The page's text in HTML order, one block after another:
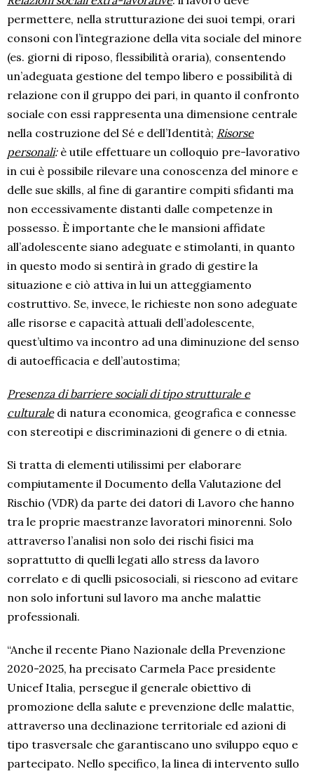
permettere, nella strutturazione dei suoi tempi, orari
consoni con l’integrazione della vita sociale del minore
(es. giorni di riposo, flessibilità oraria), consentendo
un’adeguata gestione del tempo libero e possibilità di
relazione con il gruppo dei pari, in quanto il confronto
sociale con essi rappresenta una dimensione centrale
nella costruzione del Sé e dell’Identità; Risorse
personali:è utile effettuare un colloquio pre-lavorativo
in cui è possibile rilevare una conoscenza del minore e
delle sue skills, al fine di garantire compiti sfidanti ma
non eccessivamente distanti dalle competenze in
possesso. È importante che le mansioni affidate
all’adolescente siano adeguate e stimolanti, in quanto
in questo modo si sentirà in grado di gestire la
situazione e ciò attiva in lui un atteggiamento
costruttivo. Se, invece, le richieste non sono adeguate
alle risorse e capacità attuali dell’adolescente,
quest’ultimo va incontro ad una diminuzione del senso
di autoefficacia e dell’autostima;
Presenza di barriere sociali di tipo strutturale e
culturaledi natura economica, geografica e connesse
con stereotipi e discriminazioni di genere o di etnia.
Si tratta di elementi utilissimi per elaborare
compiutamente il Documento della Valutazione del
Rischio (VDR) da parte dei datori di Lavoro che hanno
tra le proprie maestranze lavoratori minorenni. Solo
attraverso l’analisi non solo dei rischi fisici ma
soprattutto di quelli legati allo stress da lavoro
correlato e di quelli psicosociali, si riescono ad evitare
non solo infortuni sul lavoro ma anche malattie
professionali.
“Anche il recente Piano Nazionale della Prevenzione
2020-2025, ha precisato Carmela Pace presidente
Unicef Italia, persegue il generale obiettivo di
promozione della salute e prevenzione delle malattie,
attraverso una declinazione territoriale ed azioni di
tipo trasversale che garantiscano uno sviluppo equo e
partecipato. Nello specifico, la linea di intervento sullo